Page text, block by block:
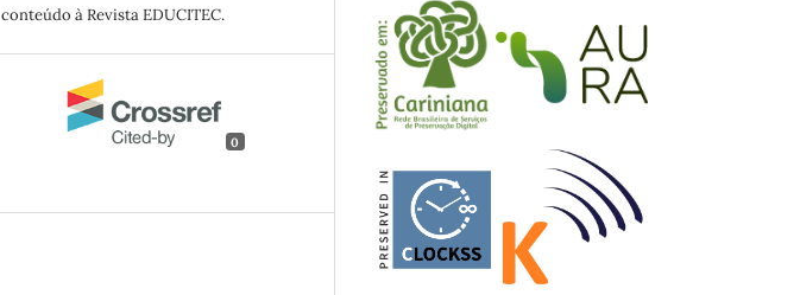
conteúdo à Revista EDUCITEC.
0